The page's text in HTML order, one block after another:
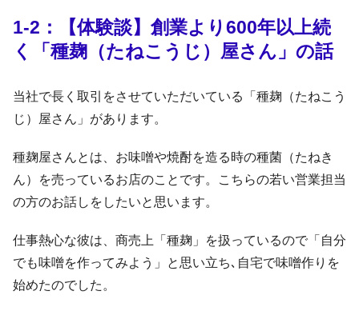
1-2：【体験談】創業より600年以上続
く「種麹（たねこうじ）屋さん」の話
当社で長く取引をさせていただいている「種麹（たねこう
じ）屋さん」があります。
種麹屋さんとは、お味噌や焼酎を造る時の種菌（たねき
ん）を売っているお店のことです。こちらの若い営業担当
の方のお話しをしたいと思います。
仕事熱心な彼は、商売上「種麹」を扱っているので「自分
でも味噌を作ってみよう」と思い立ち､自宅で味噌作りを
始めたのでした。